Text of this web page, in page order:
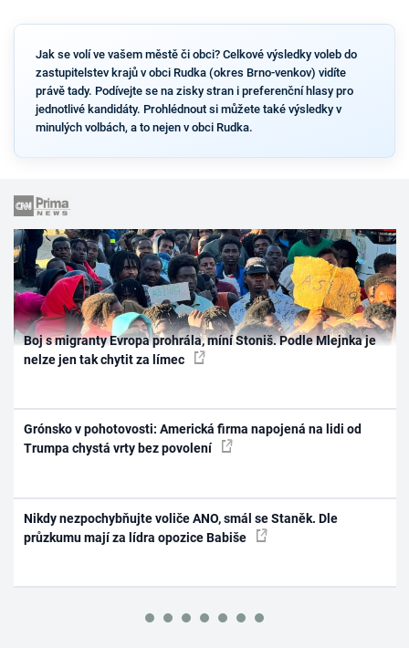
Jak se volí ve vašem městě či obci? Celkové výsledky voleb do
zastupitelstev krajů v obci Rudka (okres Brno-venkov) vidíte
právě tady. Podívejte se na zisky stran i preferenční hlasy pro
jednotlivé kandidáty. Prohlédnout si můžete také výsledky v
minulých volbách, a to nejen v obci Rudka.
Boj s migranty Evropa prohrála, míní Stoniš. Podle Mlejnka je
nelze jen tak chytit za límec
Grónsko v pohotovosti: Americká firma napojená na lidi od
Trumpa chystá vrty bez povolení
Nikdy nezpochybňujte voliče ANO, smál se Staněk. Dle
průzkumu mají za lídra opozice Babiše